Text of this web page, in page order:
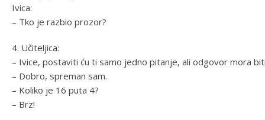
Ivica:
– Tko je razbio prozor?
4. Učiteljica:
– Ivice, postaviti ću ti samo jedno pitanje, ali odgovor mora
– Dobro, spreman sam.
– Koliko je 16 puta 4?
– Brz!